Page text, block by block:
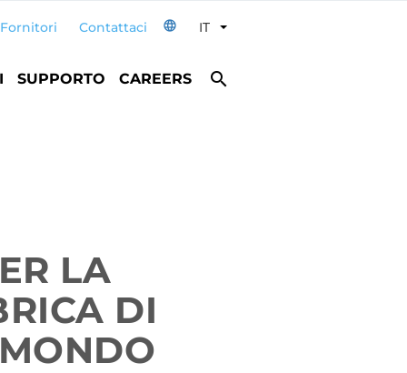
Fornitori Contattaci language IT Toggle Dropdown
SUPPORTO CAREERS search
LA
DI